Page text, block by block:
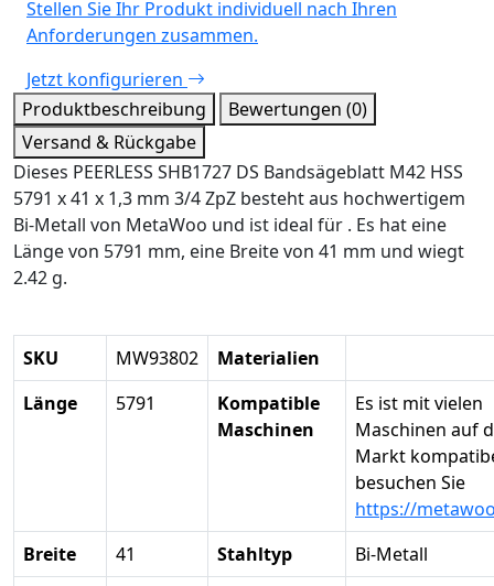
Stellen Sie Ihr Produkt individuell nach Ihren
Anforderungen zusammen.
Jetzt konfigurieren
Produktbeschreibung
Bewertungen (0)
Versand & Rückgabe
Dieses PEERLESS SHB1727 DS Bandsägeblatt M42 HSS
5791 x 41 x 1,3 mm 3/4 ZpZ besteht aus hochwertigem
Bi-Metall von MetaWoo und ist ideal für . Es hat eine
Länge von 5791 mm, eine Breite von 41 mm und wiegt
2.42 g.
SKU MW93802
Materialien
Länge
5791
Kompatible
Maschinen
Es ist mit vielen
Maschinen auf
Markt
besuchen Sie
https://
Breite
41 Stahltyp
Bi-Metall